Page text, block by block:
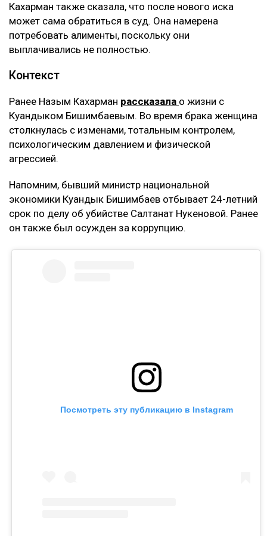
Кахарман также сказала, что после нового иска
может сама обратиться в суд. Она намерена
потребовать алименты, поскольку они
выплачивались не полностью.
Контекст
Ранее Назым Кахарман рассказала о жизни с
Куандыком Бишимбаевым. Во время брака женщина
столкнулась с изменами, тотальным контролем,
психологическим давлением и физической
агрессией.
Напомним, бывший министр национальной
экономики Куандык Бишимбаев отбывает 24-летний
срок по делу об убийстве Салтанат Нукеновой. Ранее
он также был осужден за коррупцию.
Посмотреть эту публикацию в Instagram